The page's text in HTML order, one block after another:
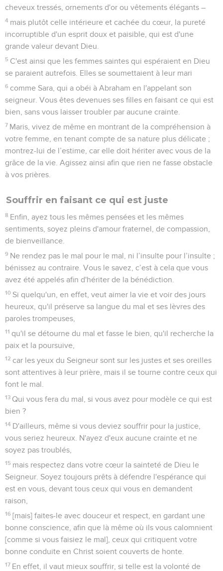
cheveux tressés, ornements d'or ou vêtements élégants –
4 mais plutôt celle intérieure et cachée du cœur, la pureté
incorruptible d'un esprit doux et paisible, qui est d'une
grande valeur devant Dieu.
5 C'est ainsi que les femmes saintes qui espéraient en Dieu
se paraient autrefois. Elles se soumettaient à leur mari
6 comme Sara, qui a obéi à Abraham en l'appelant son
seigneur. Vous êtes devenues ses filles en faisant ce qui est
bien, sans vous laisser troubler par aucune crainte.
7 Maris, vivez de même en montrant de la compréhension à
votre femme, en tenant compte de sa nature plus délicate ;
montrez-lui de l’estime, car elle doit hériter avec vous de la
grâce de la vie. Agissez ainsi afin que rien ne fasse obstacle
à vos prières.
Souffrir en faisant ce qui est juste
8 Enfin, ayez tous les mêmes pensées et les mêmes
sentiments, soyez pleins d'amour fraternel, de compassion,
de bienveillance.
9 Ne rendez pas le mal pour le mal, ni l’insulte pour l’insulte ;
bénissez au contraire. Vous le savez, c’est à cela que vous
avez été appelés afin d'hériter de la bénédiction.
10 Si quelqu'un, en effet, veut aimer la vie et voir des jours
heureux, qu'il préserve sa langue du mal et ses lèvres des
paroles trompeuses,
11 qu'il se détourne du mal et fasse le bien, qu'il recherche la
paix et la poursuive,
12 car les yeux du Seigneur sont sur les justes et ses oreilles
sont attentives à leur prière, mais il se tourne contre ceux qui
font le mal.
13 Qui vous fera du mal, si vous avez pour modèle ce qui est
bien ?
14 D'ailleurs, même si vous deviez souffrir pour la justice,
vous seriez heureux. N'ayez d'eux aucune crainte et ne
soyez pas troublés,
15 mais respectez dans votre cœur la sainteté de Dieu le
Seigneur. Soyez toujours prêts à défendre l'espérance qui
est en vous, devant tous ceux qui vous en demandent
raison,
16 [mais] faites-le avec douceur et respect, en gardant une
bonne conscience, afin que là même où ils vous calomnient
[comme si vous faisiez le mal], ceux qui critiquent votre
bonne conduite en Christ soient couverts de honte.
17 En effet, il vaut mieux souffrir, si telle est la volonté de